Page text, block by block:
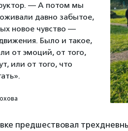
— А потом мы
давно забытое,
новое чувство —
Было и такое,
от эмоций, от того,
или от того, что
предшествовал